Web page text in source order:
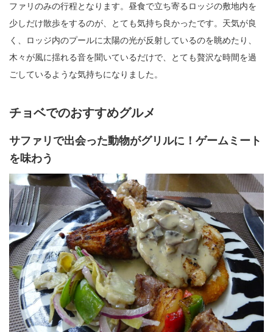
ファリのみの行程となります。昼食で立ち寄るロッジの敷地内を
少しだけ散歩をするのが、とても気持ち良かったです。天気が良
く、ロッジ内のプールに太陽の光が反射しているのを眺めたり、
木々が風に揺れる音を聞いているだけで、とても贅沢な時間を過
ごしているような気持ちになりました。
チョベでのおすすめグルメ
サファリで出会った動物がグリルに！ゲームミート
を味わう